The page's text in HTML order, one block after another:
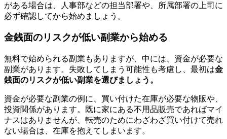
がある場合は、人事部などの担当部署や、所属部署の上司に
必ず確認してから始めましょう。
金銭面のリスクが低い副業から始める
無料で始められる副業もありますが、中には、資金が必要な
副業があります。失敗してしまう可能性も考慮し、最初は金
銭面のリスクが低い副業を選びましょう。
資金が必要な副業の例に、買い付けた在庫が必要な物販や、
投資関係があります。既に家にある不用品販売であればマイ
ナスはありませんが、転売のためにわざわざ買い付けて売れ
ない場合は、在庫を抱えてしまいます。